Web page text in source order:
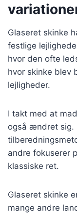
Glaseret skinke
festlige
hvor den ofte
hvor skinke blev
lejligheder.
I takt med at
også ændret sig.
andre fokuserer
klassiske ret.
Glaseret skinke
mange andre